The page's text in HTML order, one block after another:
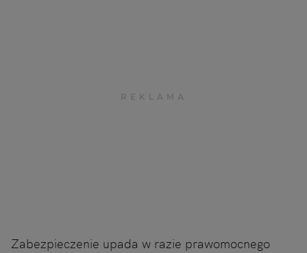
Zabezpieczenie upada w razie prawomocnego